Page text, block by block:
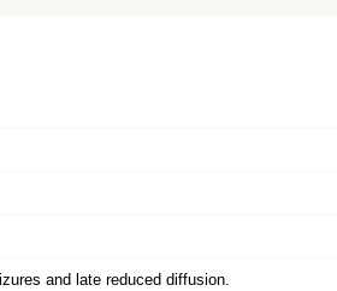
and late reduced diffusion.